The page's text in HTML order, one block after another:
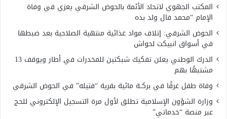
المكتب الجهوي لاتحاد الأئمة بالحوض الشرقي يعزي في وفاة
الإمام “محمد فال ولد بده
الحوض الشرقي: إتلاف مواد غذائية منتهية الصلاحية بعد ضبطها
في أسواق انبيكت لحواش
الدرك الوطني يعلن تفكيك شبكتين للمخدرات في أطار ويوقف 13
مشتبهًا بهم
وفاة طفل غرقًا في بركــة مائية بقرية “فتيله” في الحوض الشرقي
وزارة الشؤون الإسلامية تطلق لأول مرة التسجيل الإلكتروني للحج
عبر منصة “خدماتي”